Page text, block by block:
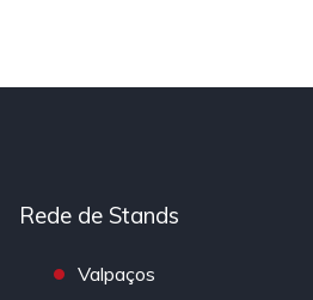
Rede de Stands
Valpaços